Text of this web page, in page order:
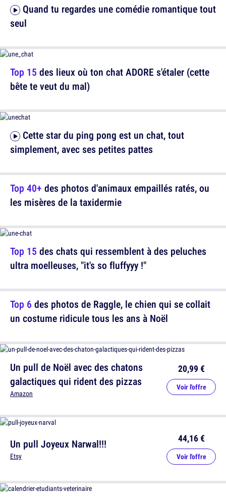
seul
simplement, avec ses petites pattes
Top 15 des chats qui ressemblent à des peluches
ultra moelleuses, "it's so fluffyyy !"
Un pull de Noël avec des chatons
galactiques qui rident des pizzas
Amazon
20,99 €
Voir l'offre
Top 15 des lieux où ton chat ADORE s'étaler (cette
bête te veut du mal)
Top 40+ des photos d'animaux empaillés ratés, ou
les misères de la taxidermie
Top 6 des photos de Raggle, le chien qui se collait
un costume ridicule tous les ans à Noël
Un pull Joyeux Narwal!!!
Etsy
44,16 €
Voir l'offre